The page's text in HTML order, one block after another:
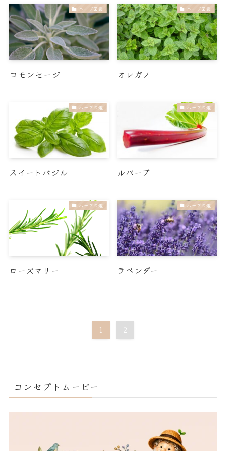
ハーブ図鑑
コモンセージ
ハーブ図鑑
オレガノ
ハーブ図鑑
スイートバジル
ハーブ図鑑
ルバーブ
ハーブ図鑑
ローズマリー
ハーブ図鑑
ラベンダー
1 2
コンセプトムービー